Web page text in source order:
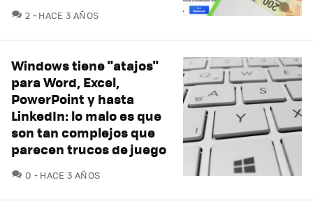
2 COMENTARIOS
HACE 3 AÑOS
Windows tiene "atajos"
para Word, Excel,
PowerPoint y hasta
LinkedIn: lo malo es que
son tan complejos que
parecen trucos de juego
0 COMENTARIOS
HACE 3 AÑOS